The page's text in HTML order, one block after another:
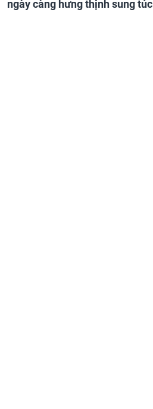
ngày càng hưng thịnh sung túc